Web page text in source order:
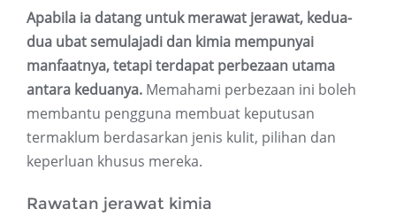
Apabila ia datang untuk merawat jerawat, kedua-
dua ubat semulajadi dan kimia mempunyai
manfaatnya, tetapi terdapat perbezaan utama
antara keduanya. Memahami perbezaan ini boleh
membantu pengguna membuat keputusan
termaklum berdasarkan jenis kulit, pilihan dan
keperluan khusus mereka.
Rawatan jerawat kimia